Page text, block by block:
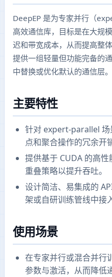
DeepEP 是为专家并行（
高效通信库，目标是在大规
迟和带宽成本，从而提高整
提供一组轻量但功能完备的
中替换或优化默认的通信层。
主要特性
针对 expert-parallel 场
点和聚合操作的冗余开
提供基于 CUDA 的高
重叠策略以提升吞吐。
设计简洁、易集成的
架或自研训练管线中接
使用场景
在专家并行或混合并行
参数与激活，从而降低